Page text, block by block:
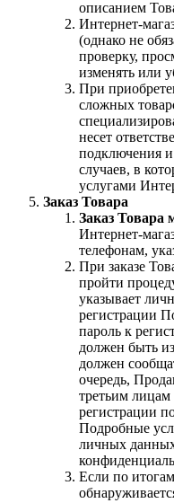
описанием
Интернет-
(однако не
проверку,
изменять или
При
сложных
несет
подключения
случаев, в
услугами
Заказ Товара
Заказ Товара
Интернет-
телефонам,
При заказе
пройти
указывает
регистрации
пароль к
должен быть
должен
очередь,
третьим лицам
регистрации
Подробные
личных
Если по